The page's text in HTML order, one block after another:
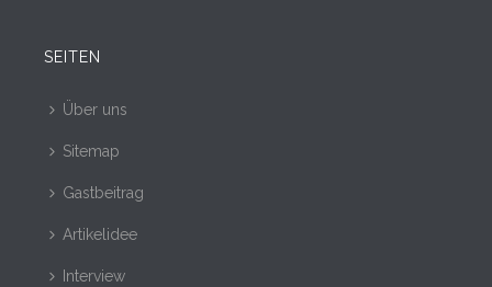
SEITEN
Über uns
Sitemap
Gastbeitrag
Artikelidee
Interview